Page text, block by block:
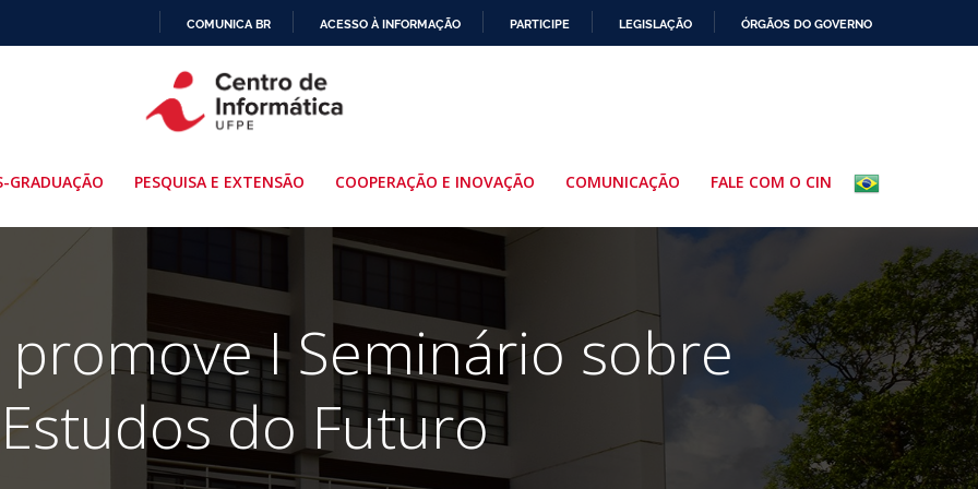
PARA
O
COMUNICA BR ACESSO À INFORMAÇÃO PARTICIPE LEGISLAÇÃO ÓRGÃOS DO GOVERNO
GRADUAÇÃO PESQUISA E EXTENSÃO COOPERAÇÃO E INOVAÇÃO COMUNICAÇÃO FALE COM O CIN
promove I Seminário sobre
Estudos do Futuro